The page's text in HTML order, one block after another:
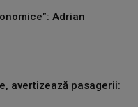
Adrian
avertizează pasagerii: